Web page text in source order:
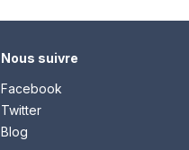
Nous suivre
Facebook
Twitter
Blog